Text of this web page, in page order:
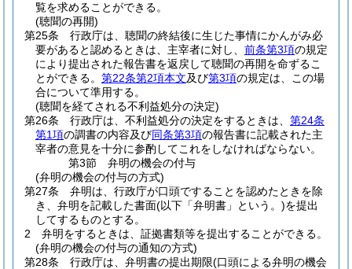
覧を求めることができる。
(聴聞の再開)
第25条
行政庁は、聴聞の終結後に生じた事情にかんがみ必
要があると認めるときは、主宰者に対し、 前条第3項の規定
により提出された報告書を返戻して聴聞の再開を命ずるこ
とができる。 第22条第2項本文及び第3項の規定は、この場
合について準用する。
(聴聞を経てされる不利益処分の決定)
第26条
行政庁は、不利益処分の決定をするときは、 第24条
第1項の調書の内容及び同条第3項の報告書に記載された主
宰者の意見を十分に参酌してこれをしなければならない。
第3節
弁明の機会の付与
(弁明の機会の付与の方式)
第27条
弁明は、行政庁が口頭ですることを認めたときを除
き、弁明を記載した書面(以下「弁明書」という。)を提出
してするものとする。
2
弁明をするときは、証拠書類等を提出することができる。
(弁明の機会の付与の通知の方式)
第28条
行政庁は、弁明書の提出期限(口頭による弁明の機会